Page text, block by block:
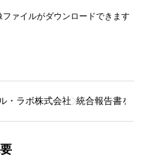
ァイルがダウンロードできます
・ラボ株式会社 統合報告書を分